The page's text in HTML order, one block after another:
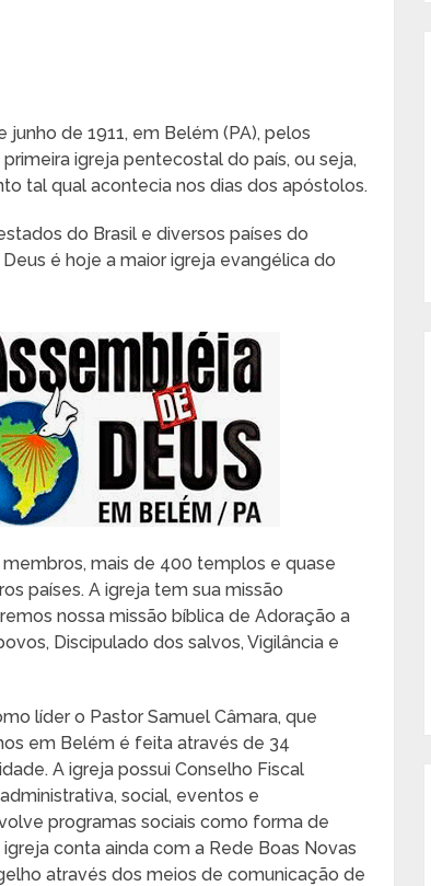
de 1911, em Belém (PA), pelos
igreja pentecostal do país, ou seja,
tal qual acontecia nos dias dos apóstolos.
do Brasil e diversos países do
é hoje a maior igreja evangélica do
mais de 400 templos e quase
países. A igreja tem sua missão
nossa missão bíblica de Adoração a
Discipulado dos salvos, Vigilância e
líder o Pastor Samuel Câmara, que
em Belém é feita através de 34
A igreja possui Conselho Fiscal
social, eventos e
programas sociais como forma de
conta ainda com a Rede Boas Novas
através dos meios de comunicação de